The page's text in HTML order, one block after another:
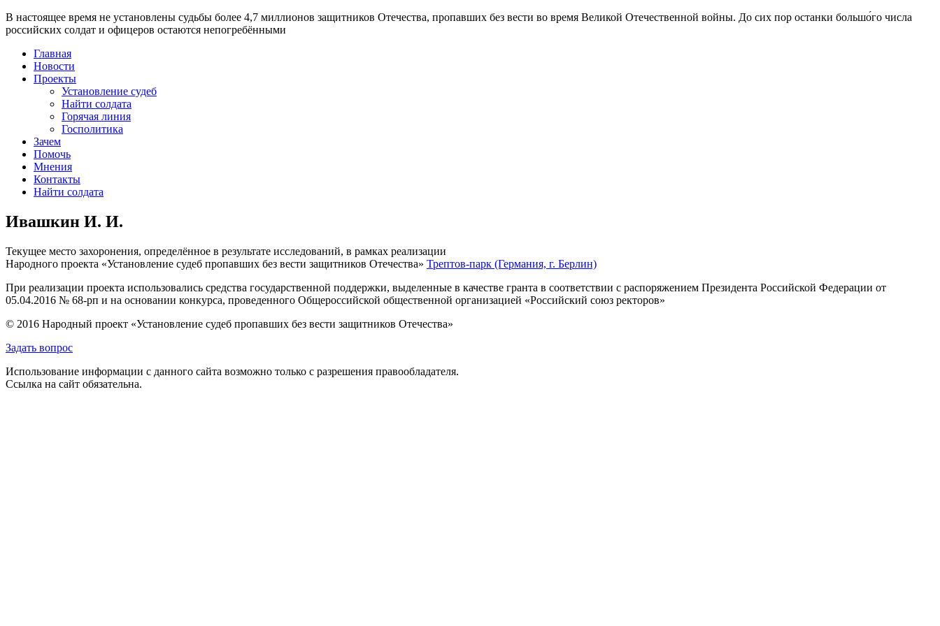
В настоящее время не установлены судьбы более 4,7 миллионов защитников Отечества, пропавших без вести во время Великой Отечественной войны. До сих пор останки большо́го числа
российских солдат и офицеров остаются непогребёнными
Главная
Новости
Проекты
Установление судеб
Найти солдата
Горячая линия
Госполитика
Зачем
Помочь
Мнения
Контакты
Найти солдата
Ивашкин И. И.
Текущее место захоронения, определённое в результате исследований, в рамках реализации
Народного проекта «Установление судеб пропавших без вести защитников Отечества» Трептов-парк (Германия, г. Берлин)
При реализации проекта использовались средства государственной поддержки, выделенные в качестве гранта в соответствии с распоряжением Президента Российской Федерации от
05.04.2016 № 68-рп и на основании конкурса, проведенного Общероссийской общественной организацией «Российский союз ректоров»
© 2016 Народный проект «Установление судеб пропавших без вести защитников Отечества»
Задать вопрос
Использование информации с данного сайта возможно только с разрешения правообладателя.
Ссылка на сайт обязательна.